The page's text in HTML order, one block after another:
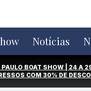
Notícias
PAULO BOAT SHOW | 24 A
COM 30% DE